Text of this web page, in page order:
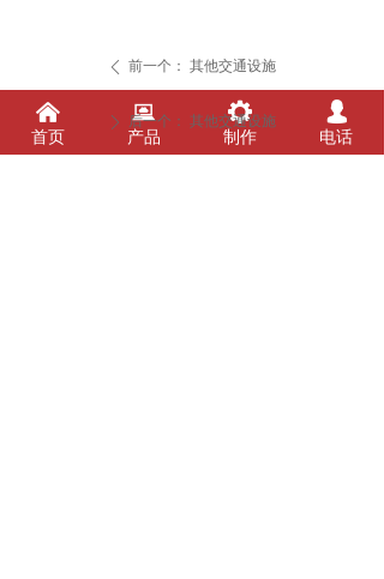
ꄴ 前一个： 其他交通设施
ꄲ 后一个： 其他交通设施
낀
首页
뀵
产品
끶
制作
넙
电话